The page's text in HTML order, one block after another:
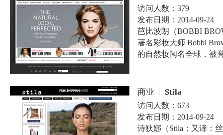
访问人数： 379
发布日期： 2014-09-24
芭比波朗（BOBBI
著名彩妆大师 Bobbi
的自然妆闻名全球，被
商业 Stila
访问人数： 673
发布日期： 2014-09-24
诗狄娜（Stila；又译：